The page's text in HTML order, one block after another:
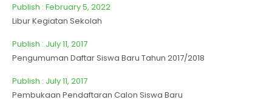
Publish : February 5, 2022
Libur Kegiatan Sekolah
Publish : July 11, 2017
Pengumuman Daftar Siswa Baru Tahun 2017/2018
Publish : July 11, 2017
Pembukaan Pendaftaran Calon Siswa Baru